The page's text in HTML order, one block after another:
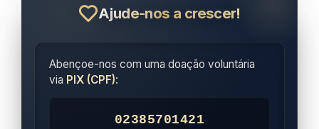
Ajude-nos a crescer!
Abençoe-nos com uma doação voluntária
via PIX (CPF):
02385701421